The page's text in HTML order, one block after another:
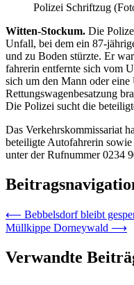
Polizei Schriftzug
Witten-Stockum. Die
Unfall, bei dem ein 87-
und zu Boden stürzte. Er
fahrerin entfernte sich vom
sich um den Mann oder
Rettungs­wagen­besatzung
Die Polizei sucht die
Das Verkehrskommissariat
beteiligte Autofahrerin
unter der Rufnummer 0234
⟵ Bebbelsdorf bleibt
Müllkippe Dorneywald ⟶
Verwandte